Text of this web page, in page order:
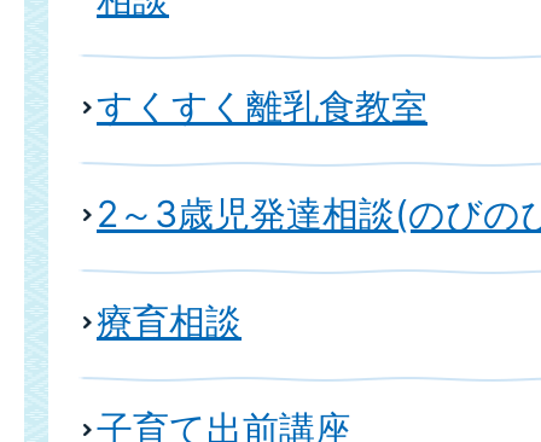
すくすく離乳食教室
2～3歳児発達相談(のびの
療育相談
子育て出前講座